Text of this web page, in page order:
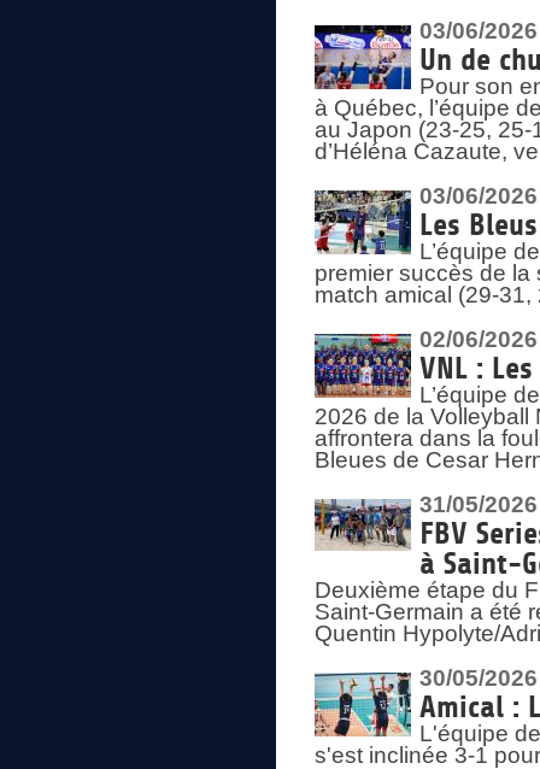
03/06/2026
Un de
Pour son
à Québec, l’équipe
au Japon (23-25,
d’Héléna Cazaute,
03/06/2026
Les
L’équipe
premier succès de la
match amical (29-
02/06/2026
VNL :
L’équipe
2026 de la
affrontera dans la
Bleues de Cesar
31/05/2026
FBV
à Saint-
Deuxième étape du
Saint-Germain a été
Quentin Hypolyte/
30/05/2026
Amical :
L'équipe
s'est inclinée 3-1